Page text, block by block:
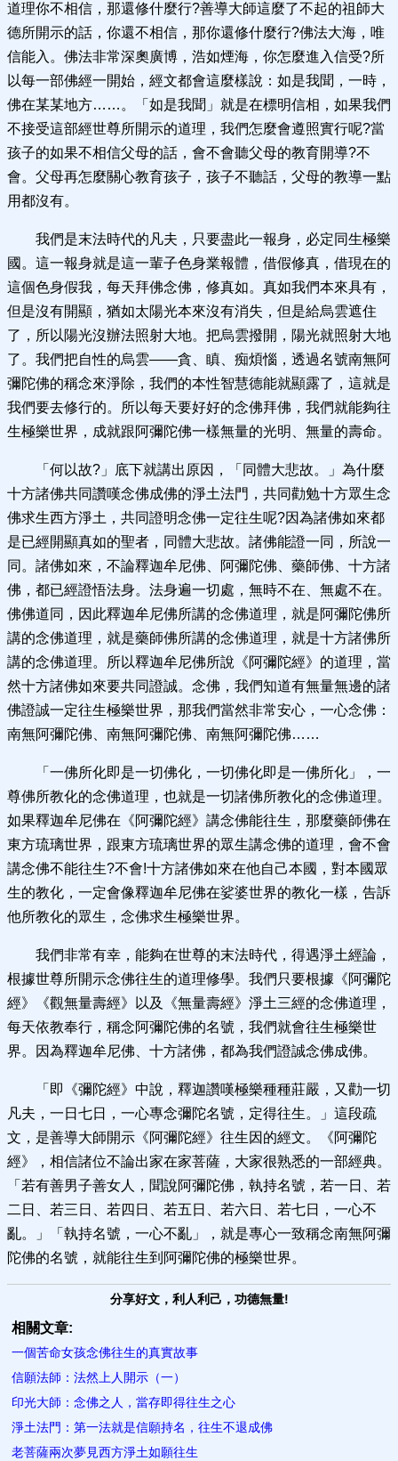
道理你不相信，那還修什麼行?善導大師這麼了不起的祖師大
德所開示的話，你還不相信，那你還修什麼行?佛法大海，唯
信能入。佛法非常深奧廣博，浩如煙海，你怎麼進入信受?所
以每一部佛經一開始，經文都會這麼樣說：如是我聞，一時，
佛在某某地方……。「如是我聞」就是在標明信相，如果我們
不接受這部經世尊所開示的道理，我們怎麼會遵照實行呢?當
孩子的如果不相信父母的話，會不會聽父母的教育開導?不
會。父母再怎麼關心教育孩子，孩子不聽話，父母的教導一點
用都沒有。
我們是末法時代的凡夫，只要盡此一報身，必定同生極樂
國。這一報身就是這一輩子色身業報體，借假修真，借現在的
這個色身假我，每天拜佛念佛，修真如。真如我們本來具有，
但是沒有開顯，猶如太陽光本來沒有消失，但是給烏雲遮住
了，所以陽光沒辦法照射大地。把烏雲撥開，陽光就照射大地
了。我們把自性的烏雲——貪、瞋、痴煩惱，透過名號南無阿
彌陀佛的稱念來淨除，我們的本性智慧德能就顯露了，這就是
我們要去修行的。所以每天要好好的念佛拜佛，我們就能夠往
生極樂世界，成就跟阿彌陀佛一樣無量的光明、無量的壽命。
「何以故?」底下就講出原因，「同體大悲故。」為什麼
十方諸佛共同讚嘆念佛成佛的淨土法門，共同勸勉十方眾生念
佛求生西方淨土，共同證明念佛一定往生呢?因為諸佛如來都
是已經開顯真如的聖者，同體大悲故。諸佛能證一同，所說一
同。諸佛如來，不論釋迦牟尼佛、阿彌陀佛、藥師佛、十方諸
佛，都已經證悟法身。法身遍一切處，無時不在、無處不在。
佛佛道同，因此釋迦牟尼佛所講的念佛道理，就是阿彌陀佛所
講的念佛道理，就是藥師佛所講的念佛道理，就是十方諸佛所
講的念佛道理。所以釋迦牟尼佛所說《阿彌陀經》的道理，當
然十方諸佛如來要共同證誠。念佛，我們知道有無量無邊的諸
佛證誠一定往生極樂世界，那我們當然非常安心，一心念佛：
南無阿彌陀佛、南無阿彌陀佛、南無阿彌陀佛……
「一佛所化即是一切佛化，一切佛化即是一佛所化」，一
尊佛所教化的念佛道理，也就是一切諸佛所教化的念佛道理。
如果釋迦牟尼佛在《阿彌陀經》講念佛能往生，那麼藥師佛在
東方琉璃世界，跟東方琉璃世界的眾生講念佛的道理，會不會
講念佛不能往生?不會!十方諸佛如來在他自己本國，對本國眾
生的教化，一定會像釋迦牟尼佛在娑婆世界的教化一樣，告訴
他所教化的眾生，念佛求生極樂世界。
我們非常有幸，能夠在世尊的末法時代，得遇淨土經論，
根據世尊所開示念佛往生的道理修學。我們只要根據《阿彌陀
經》《觀無量壽經》以及《無量壽經》淨土三經的念佛道理，
每天依教奉行，稱念阿彌陀佛的名號，我們就會往生極樂世
界。因為釋迦牟尼佛、十方諸佛，都為我們證誠念佛成佛。
「即《彌陀經》中說，釋迦讚嘆極樂種種莊嚴，又勸一切
凡夫，一日七日，一心專念彌陀名號，定得往生。」這段疏
文，是善導大師開示《阿彌陀經》往生因的經文。《阿彌陀
經》，相信諸位不論出家在家菩薩，大家很熟悉的一部經典。
「若有善男子善女人，聞說阿彌陀佛，執持名號，若一日、若
二日、若三日、若四日、若五日、若六日、若七日，一心不
亂。」「執持名號，一心不亂」，就是專心一致稱念南無阿彌
陀佛的名號，就能往生到阿彌陀佛的極樂世界。
分享好文，利人利己，功德無量!
相關文章:
一個苦命女孩念佛往生的真實故事
信願法師：法然上人開示（一）
印光大師：念佛之人，當存即得往生之心
淨土法門：第一法就是信願持名，往生不退成佛
老菩薩兩次夢見西方淨土如願往生